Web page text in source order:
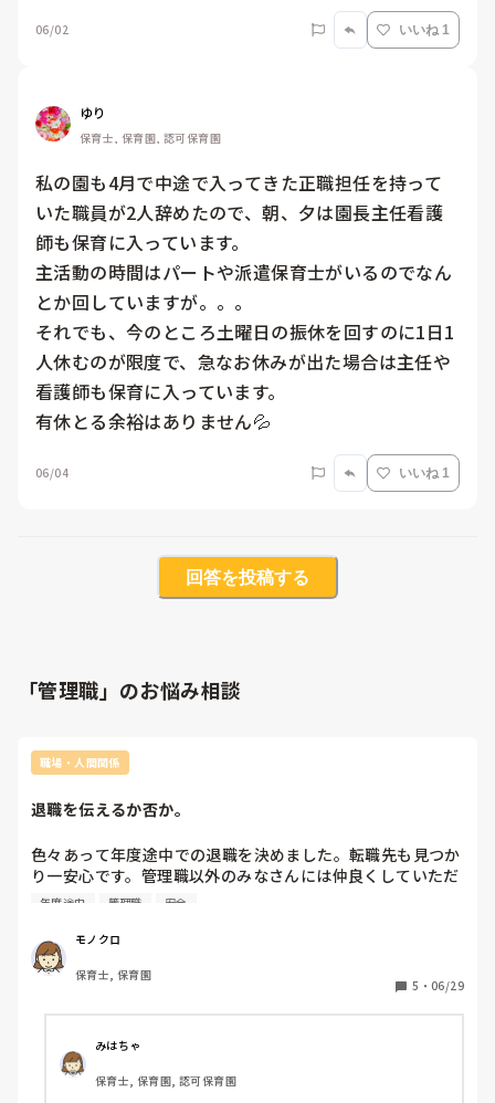
06/02 いいね 1
ゆり
保育士, 保育園, 認可保育園
私の園も4月で中途で入ってきた正職担任を持って
いた職員が2人辞めたので、朝、夕は園長主任看護
師も保育に入っています。
主活動の時間はパートや派遣保育士がいるのでなん
とか回していますが。。。
それでも、今のところ土曜日の振休を回すのに1日1
人休むのが限度で、急なお休みが出た場合は主任や
看護師も保育に入っています。
有休とる余裕はありません💦
06/04 いいね 1
回答を投稿する
「管理職」のお悩み相談
職場・人間関係
退職を伝えるか否か。
色々あって年度途中での退職を決めました。転職先も見つか
り一安心です。管理職以外のみなさんには仲良くしていただ
き、とても寂しいのですが…心も身体も限界を感じていま
いのか、迷ってます。皆さんならどうされますか？？職員30
人未満の小規模保育園です。
年度途中 管理職 安全
モノクロ
保育士, 保育園
5 ・ 06/29
みはちゃ
保育士, 保育園, 認可保育園